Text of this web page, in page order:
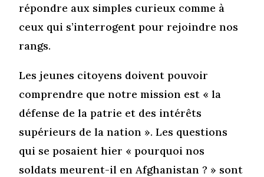
répondre aux simples curieux comme à
ceux qui s’interrogent pour rejoindre nos
rangs.
Les jeunes citoyens doivent pouvoir
comprendre que notre mission est « la
défense de la patrie et des intérêts
supérieurs de la nation ». Les questions
qui se posaient hier « pourquoi nos
soldats meurent-il en Afghanistan ? » sont